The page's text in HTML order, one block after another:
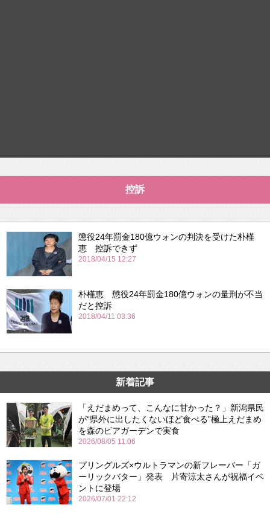
控訴
懲役24年罰金180億ウォンの判決を受けた朴槿
恵 控訴できず
2018/04/15 12:27
朴槿恵 懲役24年罰金180億ウォンの量刑が不当
だと控訴
2018/04/11 03:36
新着記事
「えだまめって、こんなに甘かった？」新潟県民
が“県外に出したくないほど食べる”極上えだまめ
を森のビアガーデンで実食
2026/08/05 11:06
プリングルズ×ウルトラマンの新フレーバー「ガ
ーリックバター」発表 片寄涼太さんが祝福イベ
ントに登場
2026/07/01 22:12